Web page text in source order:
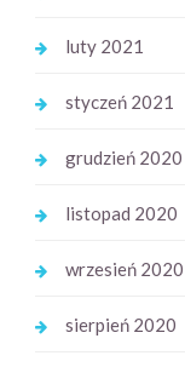
luty 2021
styczeń 2021
grudzień 2020
listopad 2020
wrzesień 2020
sierpień 2020